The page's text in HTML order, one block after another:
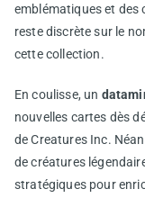
emblématiques et des
reste discrète sur le
cette collection.
En coulisse, un
nouvelles cartes dès
de Creatures Inc.
de créatures
stratégiques pour